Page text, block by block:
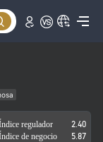
sospechoso
regulador
2.40
de negocio
5.87